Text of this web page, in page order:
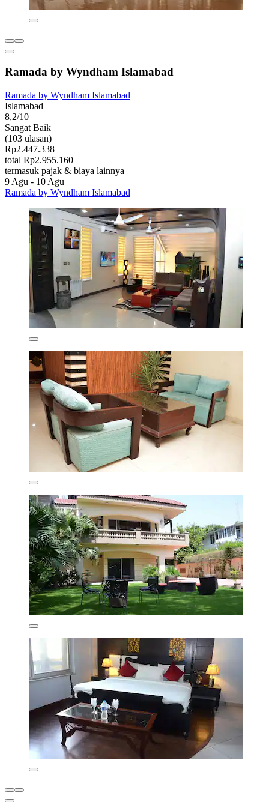
Ramada by Wyndham Islamabad
Ramada by Wyndham Islamabad
Islamabad
8,2/10
Sangat Baik
(103 ulasan)
Rp2.447.338
total Rp2.955.160
termasuk pajak & biaya lainnya
9 Agu - 10 Agu
Ramada by Wyndham Islamabad